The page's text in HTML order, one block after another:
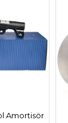
Amortisör